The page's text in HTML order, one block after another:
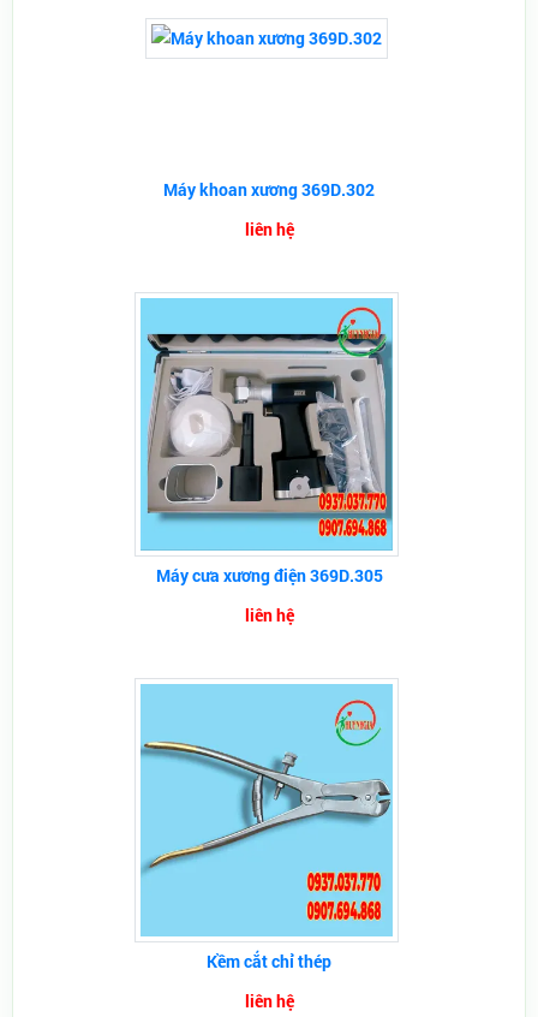
Máy khoan xương 369D.302
liên hệ
Máy cưa xương điện 369D.305
liên hệ
Kềm cắt chỉ thép
liên hệ